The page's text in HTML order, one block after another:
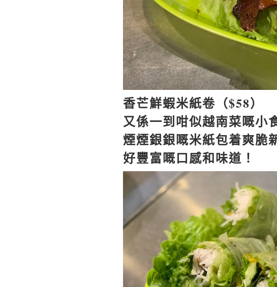
香芒鮮蝦米紙卷（$58）
又係一到咁似越南菜嘅小
煙煙銀銀嘅米紙包着爽脆
好豐富嘅口感和味道！